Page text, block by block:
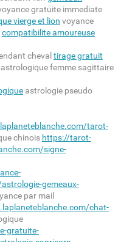
gratuite immediate
vierge et lion voyance
compatibilite amoureuse
cheval tirage gratuit
femme sagittaire
astrologie pseudo
tarot-
chinois https://tarot-
signe-
gemeaux-
par mail
chat-
gratuite-